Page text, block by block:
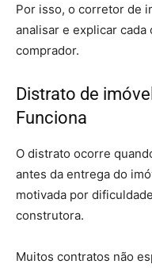
Por isso, o corretor de
analisar e explicar
comprador.
Distrato de
Funciona
O distrato ocorre
antes da entrega do
motivada por
construtora.
Muitos contratos não